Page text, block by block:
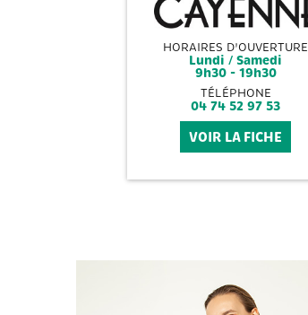
HORAIRES D'OUVERTURE
Lundi / Samedi
9h30 - 19h30
TÉLÉPHONE
04 74 52 97 53
VOIR LA FICHE